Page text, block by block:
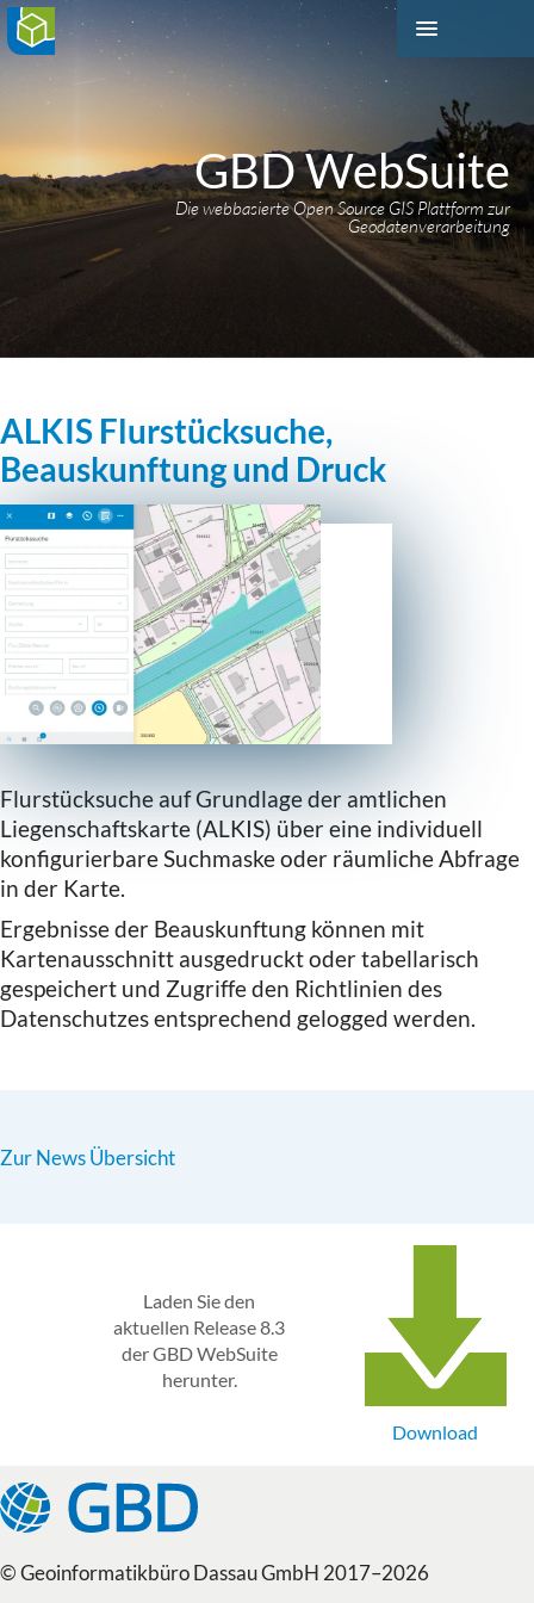
GBD WebSuite
Die webbasierte Open Source GIS Plattform zur
Geodatenverarbeitung
ALKIS Flurstücksuche,
Beauskunftung und Druck
Flurstücksuche auf Grundlage der amtlichen
Liegenschaftskarte (ALKIS) über eine individuell
konfigurierbare Suchmaske oder räumliche Abfrage
in der Karte.
Ergebnisse der Beauskunftung können mit
Kartenausschnitt ausgedruckt oder tabellarisch
gespeichert und Zugriffe den Richtlinien des
Datenschutzes entsprechend gelogged werden.
Zur News Übersicht
Download
Laden Sie den
aktuellen Release 8.3
der GBD WebSuite
herunter.
© Geoinformatikbüro Dassau GmbH 2017–2026